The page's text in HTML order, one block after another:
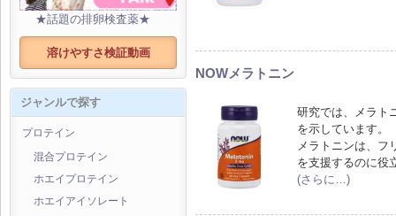
★話題の排卵検査薬★
溶けやすさ検証動画
ジャンルで探す
プロテイン
混合プロテイン
ホエイプロテイン
ホエイアイソレート
NOWメラトニン
研究では、メラト
を示しています。
メラトニンは、フ
を支援するのに役
(さらに…)